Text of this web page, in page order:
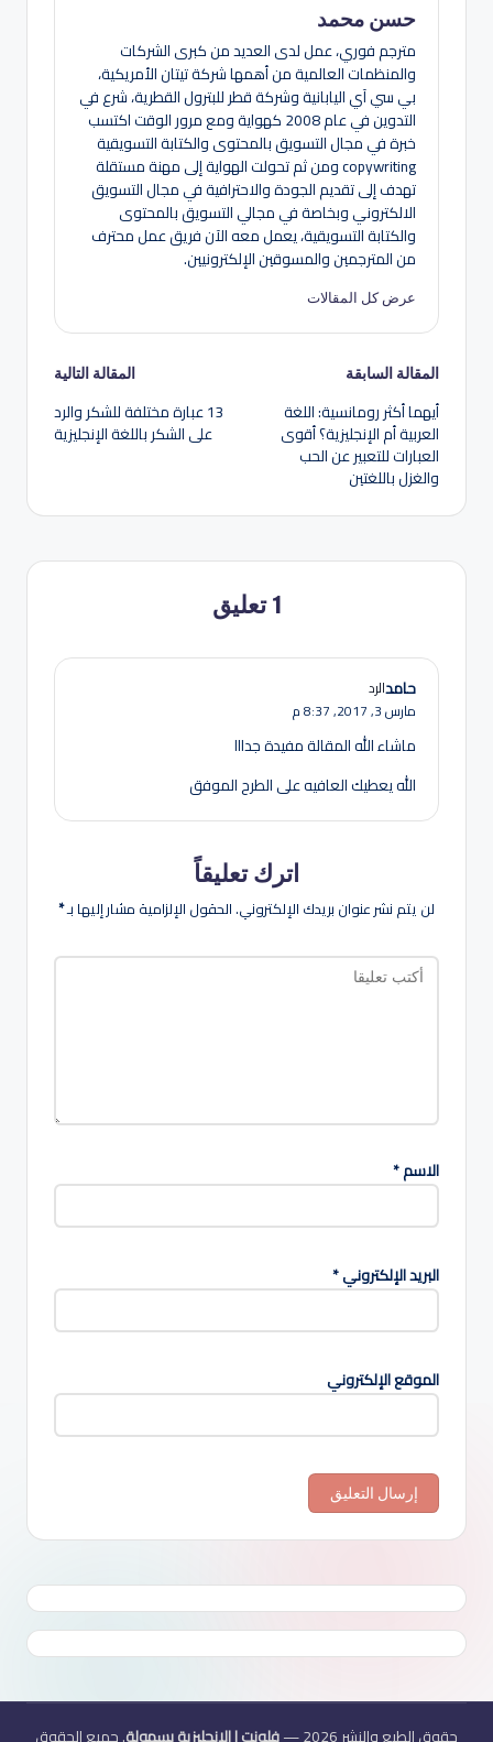
حسن محمد
مترجم فوري، عمل لدى العديد من كبرى الشركات
والمنظمات العالمية من أهمها شركة تيتان الأمريكية،
بي سي آي اليابانية وشركة قطر للبترول القطرية، شرع في
التدوين في عام 2008 كهواية ومع مرور الوقت اكتسب
خبرة في مجال التسويق بالمحتوى والكتابة التسويقية
copywriting ومن ثم تحولت الهواية إلى مهنة مستقلة
تهدف إلى تقديم الجودة والاحترافية في مجال التسويق
الالكتروني وبخاصة في مجالي التسويق بالمحتوى
والكتابة التسويقية، يعمل معه الآن فريق عمل محترف
من المترجمين والمسوقين الإلكترونيين.
عرض كل المقالات
تصفّح
المقالات
المقالة السابقة
أيهما أكثر رومانسية: اللغة
العربية أم الإنجليزية؟ أقوى
العبارات للتعبير عن الحب
والغزل باللغتين
المقالة التالية
13 عبارة مختلفة للشكر والرد
على الشكر باللغة الإنجليزية
1 تعليق
حامدالرد
مارس 3, 2017,
8:37 م
ماشاء الله المقالة مفيدة جدااا
الله يعطيك العافيه على الطرح الموفق
اترك تعليقاً
لن يتم نشر عنوان بريدك الإلكتروني.الحقول الإلزامية مشار إليها بـ*
الاسم*
البريد الإلكتروني*
الموقع الإلكتروني